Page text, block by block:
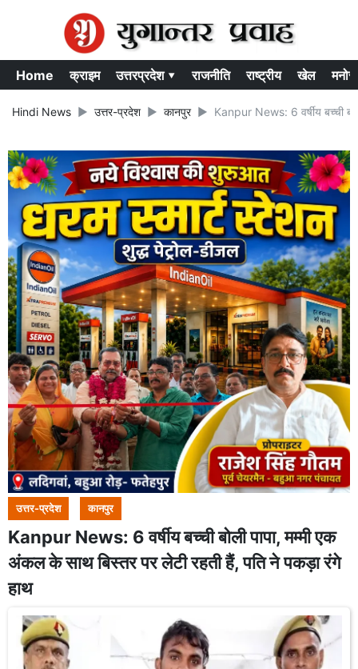
Home क्राइम उत्तरप्रदेश ▾ राजनीति राष्ट्रीय खेल
Hindi News उत्तर-प्रदेश कानपुर Kanpur News: 6 वर्षीय बच्ची
उत्तर-प्रदेश कानपुर
Kanpur News: 6 वर्षीय बच्ची बोली पापा, मम्मी एक
अंकल के साथ बिस्तर पर लेटी रहती हैं, पति ने पकड़ा रंगे
हाथ